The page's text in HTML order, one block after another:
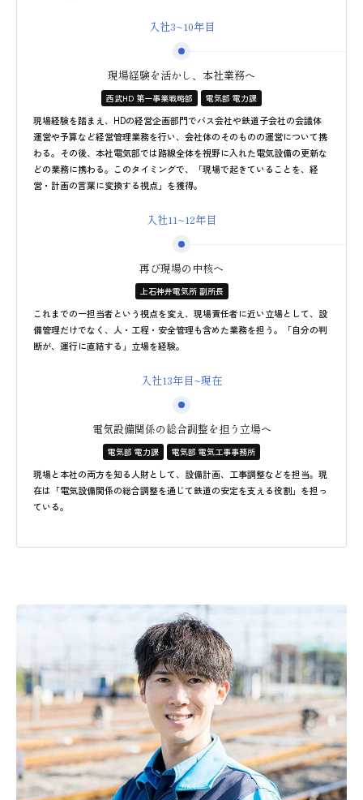
入社3~10年目
現場経験を活かし、本社業務へ
西武HD 第一事業戦略部 電気部 電力課
現場経験を踏まえ、HDの経営企画部門でバス会社や鉄道子会社の会議体
運営や予算など経営管理業務を行い、会社体のそのものの運営について携
わる。その後、本社電気部では路線全体を視野に入れた電気設備の更新な
どの業務に携わる。このタイミングで、「現場で起きていることを、経
営・計画の言葉に変換する視点」を獲得。
入社11~12年目
再び現場の中核へ
上石神井電気所 副所長
これまでの一担当者という視点を変え、現場責任者に近い立場として、設
備管理だけでなく、人・工程・安全管理も含めた業務を担う。「自分の判
断が、運行に直結する」立場を経験。
入社13年目~現在
電気設備関係の総合調整を担う立場へ
電気部 電力課 電気部 電気工事事務所
現場と本社の両方を知る人財として、設備計画、工事調整などを担当。現
在は「電気設備関係の総合調整を通じて鉄道の安定を支える役割」を担っ
ている。